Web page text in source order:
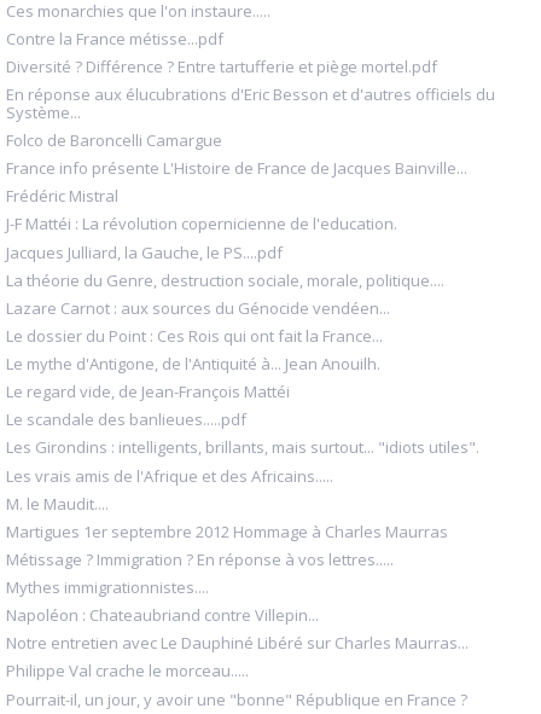
Ces monarchies que l'on instaure.....
Contre la France métisse...pdf
Diversité ? Différence ? Entre tartufferie et piège mortel.pdf
En réponse aux élucubrations d'Eric Besson et d'autres officiels du
Système...
Folco de Baroncelli Camargue
France info présente L'Histoire de France de Jacques Bainville...
Frédéric Mistral
J-F Mattéi : La révolution copernicienne de l'education.
Jacques Julliard, la Gauche, le PS....pdf
La théorie du Genre, destruction sociale, morale, politique....
Lazare Carnot : aux sources du Génocide vendéen...
Le dossier du Point : Ces Rois qui ont fait la France...
Le mythe d'Antigone, de l'Antiquité à... Jean Anouilh.
Le regard vide, de Jean-François Mattéi
Le scandale des banlieues.....pdf
Les Girondins : intelligents, brillants, mais surtout... "idiots utiles".
Les vrais amis de l'Afrique et des Africains.....
M. le Maudit....
Martigues 1er septembre 2012 Hommage à Charles Maurras
Métissage ? Immigration ? En réponse à vos lettres.....
Mythes immigrationnistes....
Napoléon : Chateaubriand contre Villepin...
Notre entretien avec Le Dauphiné Libéré sur Charles Maurras...
Philippe Val crache le morceau.....
Pourrait-il, un jour, y avoir une "bonne" République en France ?